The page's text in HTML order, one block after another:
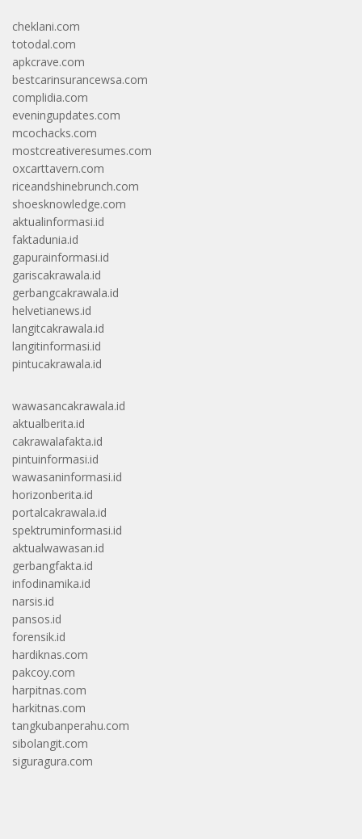
cheklani.com
totodal.com
apkcrave.com
bestcarinsurancewsa.com
complidia.com
eveningupdates.com
mcochacks.com
mostcreativeresumes.com
oxcarttavern.com
riceandshinebrunch.com
shoesknowledge.com
aktualinformasi.id
faktadunia.id
gapurainformasi.id
gariscakrawala.id
gerbangcakrawala.id
helvetianews.id
langitcakrawala.id
langitinformasi.id
pintucakrawala.id
wawasancakrawala.id
aktualberita.id
cakrawalafakta.id
pintuinformasi.id
wawasaninformasi.id
horizonberita.id
portalcakrawala.id
spektruminformasi.id
aktualwawasan.id
gerbangfakta.id
infodinamika.id
narsis.id
pansos.id
forensik.id
hardiknas.com
pakcoy.com
harpitnas.com
harkitnas.com
tangkubanperahu.com
sibolangit.com
siguragura.com